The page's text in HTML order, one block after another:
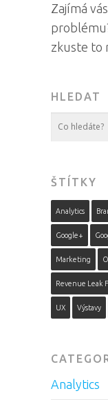
Zajímá
zkuste to
HLEDAT
ŠTÍTKY
Analytics
Google+
Marketing
Revenue Leak
UX Výstavy
Analytics